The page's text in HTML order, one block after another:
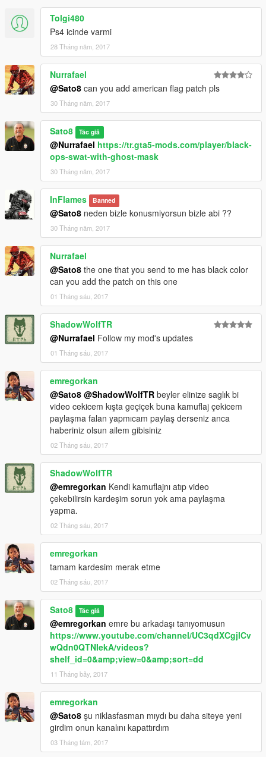
Tolgi480
Ps4 icinde varmi
28 Tháng năm, 2017
Nurrafael
@Sato8 can you add american flag patch pls
30 Tháng năm, 2017
Sato8 Tác giả
@Nurrafael https://tr.gta5-mods.com/player/black-
ops-swat-with-ghost-mask
30 Tháng năm, 2017
InFlames Banned
@Sato8 neden bizle konusmiyorsun bizle abi ??
30 Tháng năm, 2017
Nurrafael
@Sato8 the one that you send to me has black color
can you add the patch on this one
01 Tháng sáu, 2017
ShadowWolfTR
@Nurrafael Follow my mod's updates
01 Tháng sáu, 2017
emregorkan
@Sato8 @ShadowWolfTR beyler elinize saglık bi
video cekicem kışta geçiçek buna kamuflaj çekicem
paylaşma falan yapmıcam paylaş derseniz anca
haberiniz olsun ailem gibisiniz
02 Tháng sáu, 2017
ShadowWolfTR
@emregorkan Kendi kamuflajnı atıp video
çekebilirsin kardeşim sorun yok ama paylaşma
yapma.
02 Tháng sáu, 2017
emregorkan
tamam kardesim merak etme
02 Tháng sáu, 2017
Sato8 Tác giả
@emregorkan emre bu arkadaşı tanıyomusun
https://www.youtube.com/channel/UC3qdXCgjlCv
wQdn0QTNIekA/videos?
shelf_id=0&amp;view=0&amp;sort=dd
11 Tháng bảy, 2017
emregorkan
@Sato8 şu niklasfasman mıydı bu daha siteye yeni
girdim onun kanalını kapattırdım
03 Tháng tám, 2017